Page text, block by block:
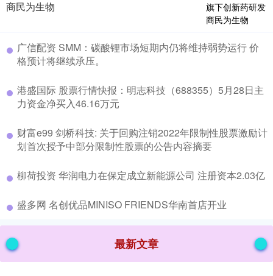
商民为生物
​广信配资 SMM：碳酸锂市场短期内仍将维持弱势运行 价
格预计将继续承压。
​港盛国际 股票行情快报：明志科技（688355）5月28日主
力资金净买入46.16万元
​财富e99 剑桥科技: 关于回购注销2022年限制性股票激励计
划首次授予中部分限制性股票的公告内容摘要
​柳荷投资 华润电力在保定成立新能源公司 注册资本2.03亿
​盛多网 名创优品MINISO FRIENDS华南首店开业
最新文章